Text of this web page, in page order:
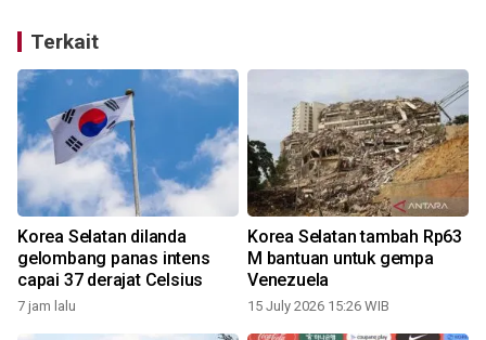
Terkait
Korea Selatan dilanda
gelombang panas intens
capai 37 derajat Celsius
7 jam lalu
Korea Selatan tambah Rp63
M bantuan untuk gempa
Venezuela
15 July 2026 15:26 WIB